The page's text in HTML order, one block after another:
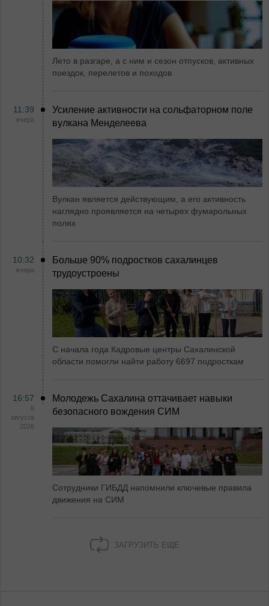
Лето в разгаре, а с ним и сезон отпусков, активных
поездок, перелетов и походов
11:39
вчера
Усиление активности на сольфаторном поле
вулкана Менделеева
Вулкан является действующим, а его активность
наглядно проявляется на четырех фумарольных
полях
10:32
вчера
Больше 90% подростков сахалинцев
трудоустроены
С начала года Кадровые центры Сахалинской
области помогли найти работу 6697 подросткам
16:57
6
августа
2026
Молодежь Сахалина оттачивает навыки
безопасного вождения СИМ
Сотрудники ГИБДД напомнили ключевые правила
движения на СИМ
ЗАГРУЗИТЬ ЕЩЕ